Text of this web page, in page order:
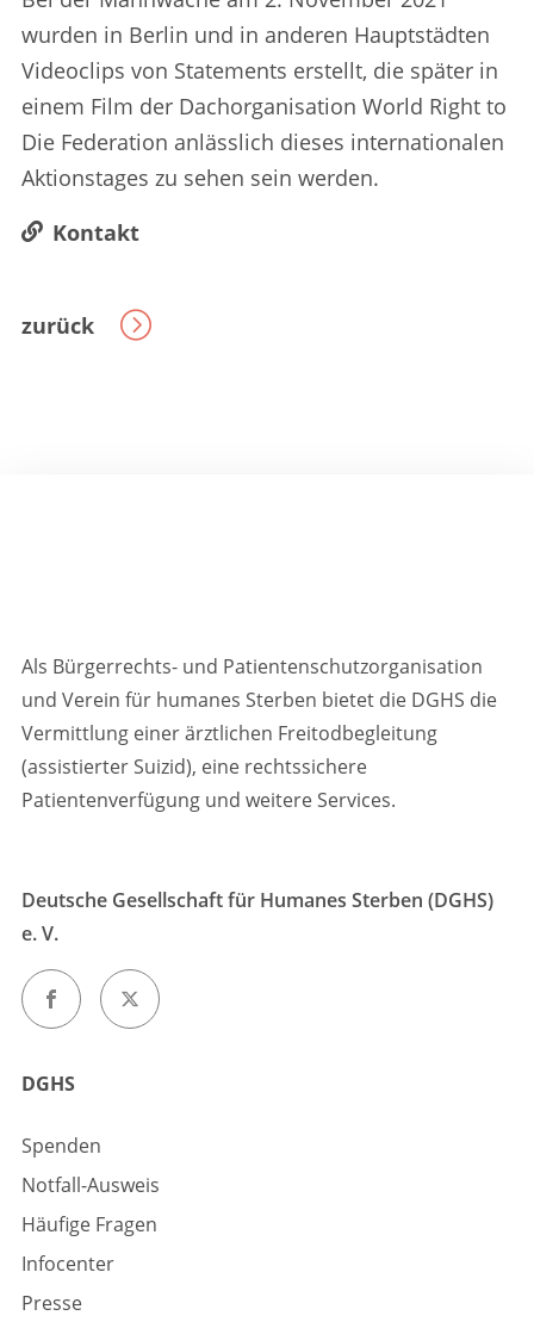
wurden in Berlin und in anderen Hauptstädten
Videoclips von Statements erstellt, die später in
einem Film der Dachorganisation World Right to
Die Federation anlässlich dieses internationalen
Aktionstages zu sehen sein werden.
Kontakt
zurück
Als Bürgerrechts- und Patientenschutzorganisation
und Verein für humanes Sterben bietet die DGHS die
Vermittlung einer ärztlichen Freitodbegleitung
(assistierter Suizid), eine rechtssichere
Patientenverfügung und weitere Services.
Deutsche Gesellschaft für Humanes Sterben (DGHS)
e. V.
DGHS
Spenden
Notfall-Ausweis
Häufige Fragen
Infocenter
Presse